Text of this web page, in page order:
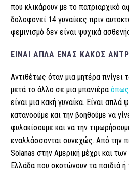
που κλικάρουν με το πατριαρχικό
δολοφονεί 14 γυναίκες πριν
φεμινισμό δεν είναι ψυχικά
ΕΊΝΑΙ ΑΠΛΆ ΈΝΑΣ ΚΑΚΌΣ
Αντιθέτως όταν μια μητέρα πνίγει
μετά το άλλο σε μια μπανιέρα όπως
είναι μια κακή γυναίκα. Είναι απλά
κατανοούμε και την βοηθούμε να
φυλακίσουμε και να την
εναλλάσσονται συνεχώς. Από την
Solanas στην Αμερική μέχρι και
Ελλάδα που σκοτώνουν τα παιδιά ή